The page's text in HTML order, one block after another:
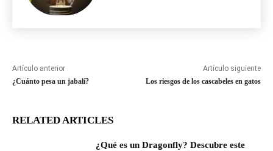
Artículo anterior
¿Cuánto pesa un jabalí?
Artículo siguiente
Los riesgos de los cascabeles en gatos
RELATED ARTICLES
¿Qué es un Dragonfly? Descubre este